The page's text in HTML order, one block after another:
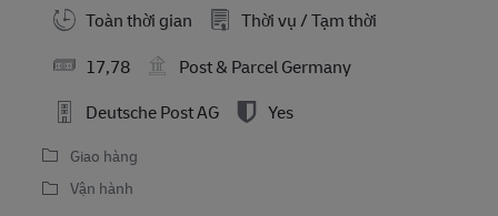
Toàn thời gian
Thời vụ / Tạm thời
17,78
Post & Parcel Germany
Deutsche Post AG
Yes
Giao hàng
Vận hành